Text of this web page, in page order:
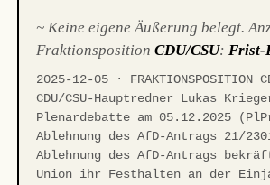
~ Keine eigene Äußerung belegt.
FraktionspositionCDU/CSU:Frist-
2025-12-05 · FRAKTIONSPOSITION
CDU/CSU-Hauptredner Lukas
Plenardebatte am 05.12.2025
Ablehnung des AfD-Antrags 21/
Ablehnung des AfD-Antrags
Union ihr Festhalten an der